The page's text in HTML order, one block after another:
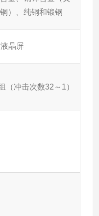
）、纯铜和锻钢
晶屏
（冲击次数32～1）